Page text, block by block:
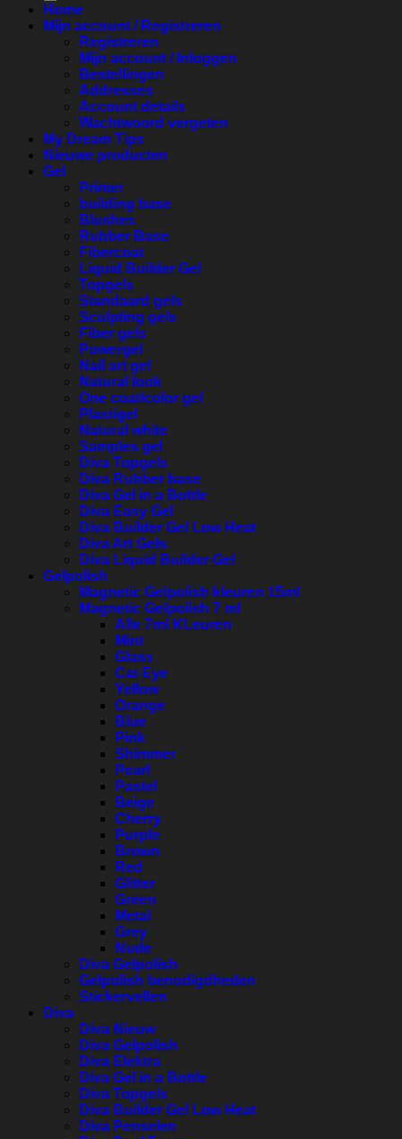
Home
Mijn account / Registreren
Registreren
Mijn account / Inloggen
Bestellingen
Addresses
Account details
Wachtwoord vergeten
My Dream Tips
Nieuwe producten
Gel
Primer
building base
Blushes
Rubber Base
Fibercoat
Liquid Builder Gel
Topgels
Standaard gels
Sculpting gels
Fiber gels
Powergel
Nail art gel
Natural look
One coat/color gel
Plastigel
Natural white
Samples gel
Diva Topgels
Diva Rubber base
Diva Gel in a Bottle
Diva Easy Gel
Diva Builder Gel Low Heat
Diva Art Gels
Diva Liquid Builder Gel
Gelpolish
Magnetic Gelpolish kleuren 15ml
Magnetic Gelpolish 7 ml
Alle 7ml KLeuren
Mint
Glass
Cat Eye
Yellow
Orange
Blue
Pink
Shimmer
Pearl
Pastel
Beige
Cherry
Purple
Brown
Red
Glitter
Green
Metal
Grey
Nude
Diva Gelpolish
Gelpolish benodigdheden
Stickervellen
Diva
Diva Nieuw
Diva Gelpolish
Diva Elektra
Diva Gel in a Bottle
Diva Topgels
Diva Builder Gel Low Heat
Diva Penselen